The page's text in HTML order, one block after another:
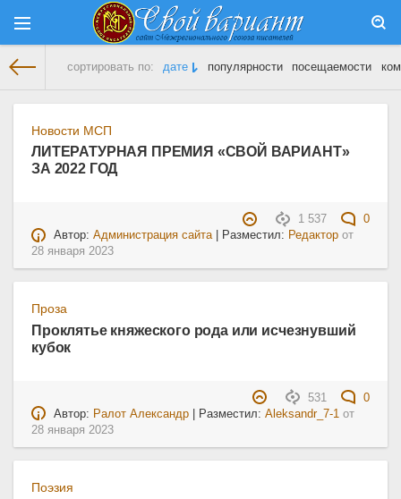
сортировать по: дате популярности посещаемости
Новости МСП
ЛИТЕРАТУРНАЯ ПРЕМИЯ «СВОЙ ВАРИАНТ»
ЗА 2022 ГОД
1 537
0
Автор:Администрация сайта| Разместил: Редактор от
28 января 2023
Проза
Проклятье княжеского рода или исчезнувший
кубок
531
0
Автор: Ралот Александр | Разместил:Aleksandr_7-1 от
28 января 2023
Поэзия